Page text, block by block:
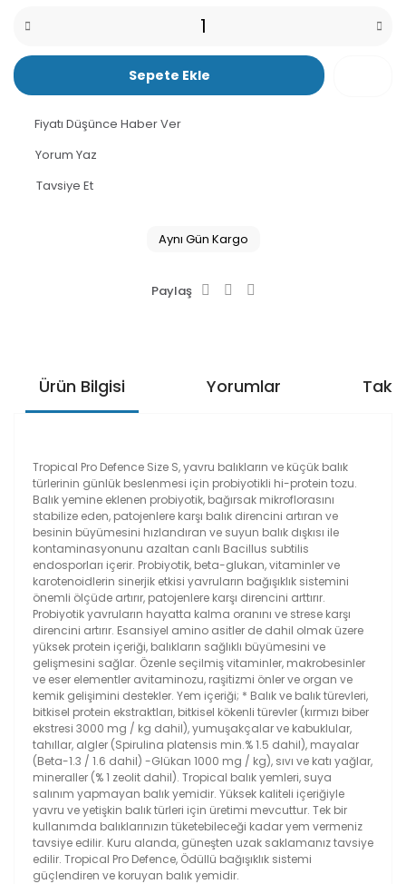
Sepete Ekle
Fiyatı Düşünce Haber Ver
Yorum Yaz
Tavsiye Et
Aynı Gün Kargo
Paylaş
Ürün Bilgisi Yorumlar
Tropical Pro Defence Size S, yavru balıkların ve küçük balık
türlerinin günlük beslenmesi için probiyotikli hi-protein tozu.
Balık yemine eklenen probiyotik, bağırsak mikroflorasını
stabilize eden, patojenlere karşı balık direncini artıran ve
besinin büyümesini hızlandıran ve suyun balık dışkısı ile
kontaminasyonunu azaltan canlı Bacillus subtilis
endosporları içerir. Probiyotik, beta-glukan, vitaminler ve
karotenoidlerin sinerjik etkisi yavruların bağışıklık sistemini
önemli ölçüde artırır, patojenlere karşı direncini arttırır.
Probiyotik yavruların hayatta kalma oranını ve strese karşı
direncini artırır. Esansiyel amino asitler de dahil olmak üzere
yüksek protein içeriği, balıkların sağlıklı büyümesini ve
gelişmesini sağlar. Özenle seçilmiş vitaminler, makrobesinler
ve eser elementler avitaminozu, raşitizmi önler ve organ ve
kemik gelişimini destekler. Yem içeriği; * Balık ve balık türevleri,
bitkisel protein ekstraktları, bitkisel kökenli türevler (kırmızı biber
ekstresi 3000 mg / kg dahil), yumuşakçalar ve kabuklular,
tahıllar, algler (Spirulina platensis min.% 1.5 dahil), mayalar
(Beta-1.3 / 1.6 dahil) -Glükan 1000 mg / kg), sıvı ve katı yağlar,
mineraller (% 1 zeolit dahil). Tropical balık yemleri, suya
salınım yapmayan balık yemidir. Yüksek kaliteli içeriğiyle
yavru ve yetişkin balık türleri için üretimi mevcuttur. Tek bir
kullanımda balıklarınızın tüketebileceği kadar yem vermeniz
tavsiye edilir. Kuru alanda, güneşten uzak saklamanız tavsiye
edilir. Tropical Pro Defence, Ödüllü bağışıklık sistemi
güçlendiren ve koruyan balık yemidir.